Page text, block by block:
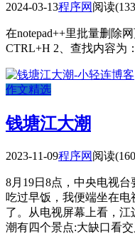
2024-03-13程序网 阅读
在notepad++里批量删除
CTRL+H 2、查找内容为
作文精选
钱塘江大潮
2023-11-09程序网 阅读
8月19日8点，中央电视台
吃过早饭，我便端坐在
了。从电视屏幕上看，
潮有四个景点:大缺口看